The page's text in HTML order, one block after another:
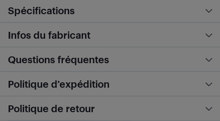
Spécifications
Infos du fabricant
Questions fréquentes
Politique d’expédition
Politique de retour